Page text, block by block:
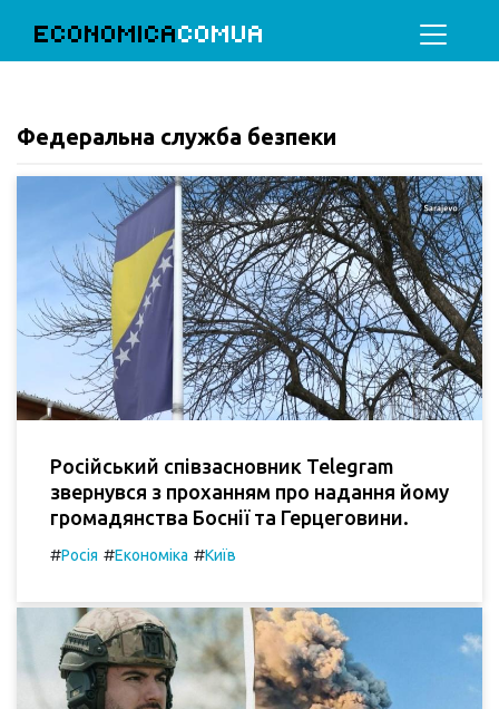
ECONOMICACOMUA
Федеральна служба безпеки
Російський співзасновник Telegram
звернувся з проханням про надання йому
громадянства Боснії та Герцеговини.
#Росія #Економіка #Київ